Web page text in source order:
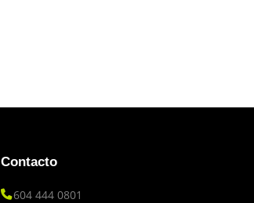
Contacto
604 444 0801